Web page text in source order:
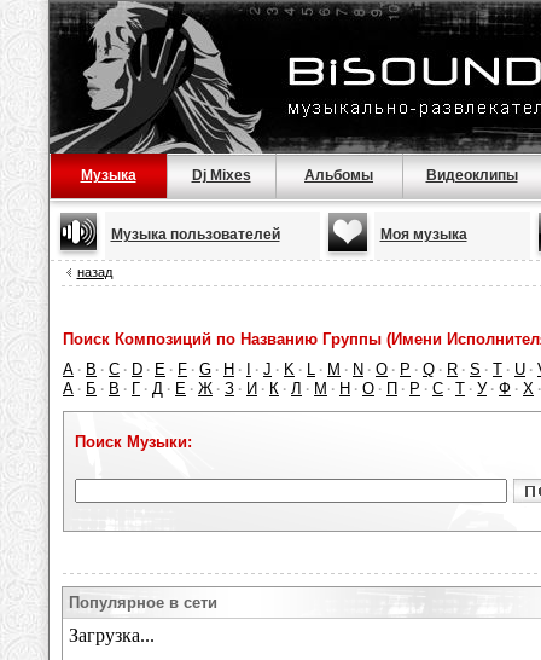
Музыка Dj Mixes Альбомы Видеоклипы
Музыка пользователей Моя музыка
назад
Поиск Композиций по Названию Группы (Имени
A · B · C · D · E · F · G · H · · J · K · L · M · N · O · P · Q · R · S · T · U ·
А · Б · В · Г · Д · Е · Ж · З · И · К · Л · М · Н · О · П · Р · С · Т · У · Ф · Х
Поиск Музыки:
Популярное в сети